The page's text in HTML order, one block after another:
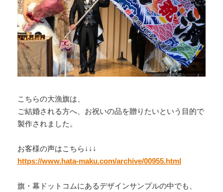
こちらの大漁旗は、
ご結婚される方へ、お祝いの品を贈りたいという目的で
製作されました。
お客様の声はこちら↓↓↓
https://www.hata-maku.com/archive/00955.html
旗・幕ドットコムにあるデザインサンプルの中でも、